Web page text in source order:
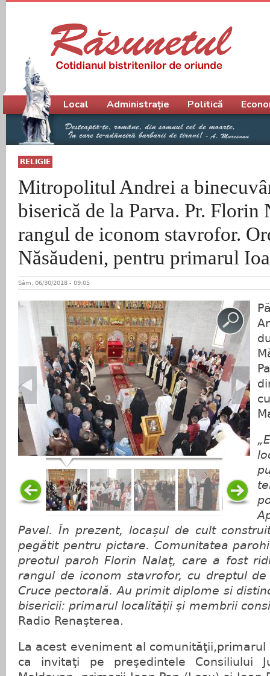
RELIGIE
Mitropolitul Andrei a
biserică de la Parva. Pr. Florin
rangul de iconom stavrofor.
Năsăudeni, pentru primarul
Sâm, 06/30/2018 - 09:05
Pavel. În prezent, locașul de cult
pegătit pentru pictare. Comunitatea
preotul paroh Florin Nalaț, care a fost
rangul de iconom stavrofor, cu dreptul
Cruce pectorală. Au primit diplome si
bisericii: primarul localității și membrii
Radio Renaşterea.
La acest eveniment al
ca invitaţi pe preşedintele Consiliului
Meniu principal
Local Administrație Politică